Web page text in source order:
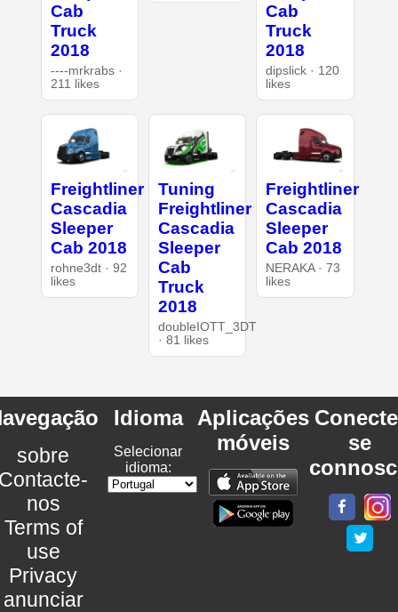
Cab
Truck
2018
----mrkrabs ·
211 likes
Cab
Truck
2018
dipslick · 120
likes
Freightliner
Cascadia
Sleeper
Cab 2018
rohne3dt · 92
likes
Tuning
Freightliner
Cascadia
Sleeper
Cab
Truck
2018
doubleIOTT_3DT
· 81 likes
Freightliner
Cascadia
Sleeper
Cab 2018
NERAKA · 73
likes
sobre
nos
Terms of
use
Privacy
anunciar
Idioma
Selecionar
idioma:
Aplicações
móveis
se